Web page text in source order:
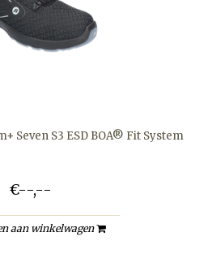
Seven S3 ESD BOA® Fit System
€--,--
aan winkelwagen